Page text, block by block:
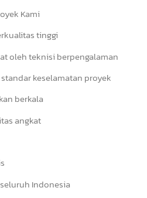
Kami
tinggi
oleh teknisi berpengalaman
keselamatan proyek
berkala
angkat
Indonesia